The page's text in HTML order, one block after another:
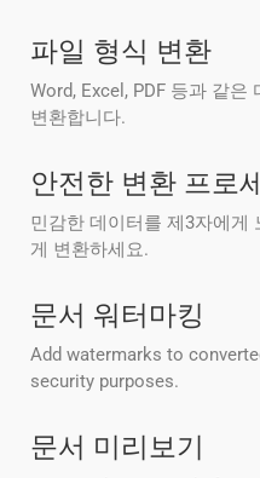
파일 형식 변환
Word, Excel, PDF 등과 같
변환합니다.
안전한 변환 프로
민감한 데이터를 제3자에게
게 변환하세요.
문서 워터마킹
Add watermarks to
security purposes.
문서 미리보기